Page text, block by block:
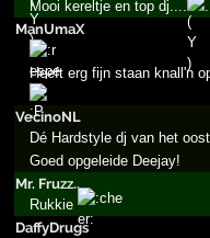
Mooi kereltje en top dj....
...
ManUmaX
Heeft erg fijn staan knall'n
VecinoNL
Dé Hardstyle dj van het
Goed opgeleide Deejay!
Mr. Fruzz..
Rukkie
DaffyDrugs